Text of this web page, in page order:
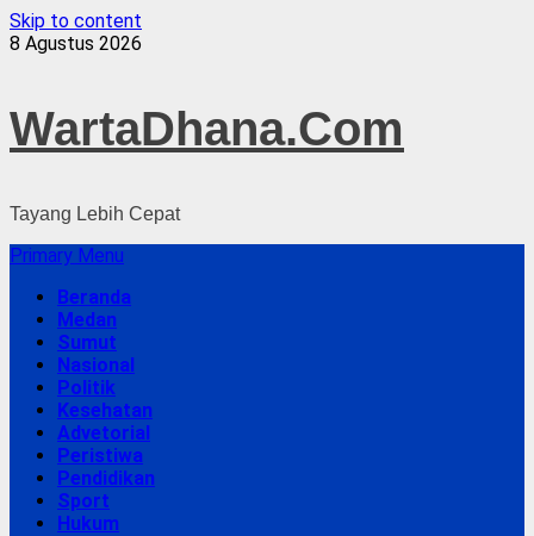
Skip to content
8 Agustus 2026
WartaDhana.Com
Tayang Lebih Cepat
Primary Menu
Beranda
Medan
Sumut
Nasional
Politik
Kesehatan
Advetorial
Peristiwa
Pendidikan
Sport
Hukum